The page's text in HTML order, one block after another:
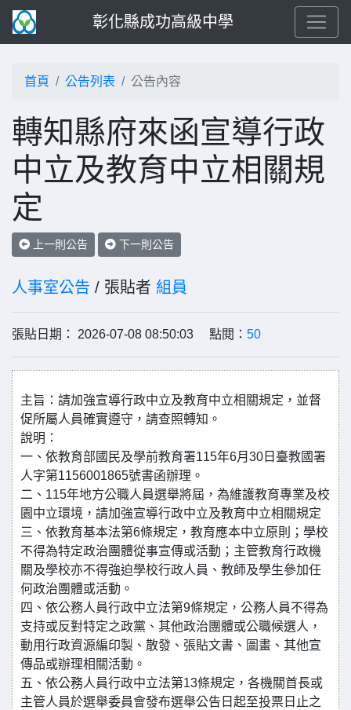
彰化縣成功高級中學
首頁 公告列表 公告內容
轉知縣府來函宣導行政
中立及教育中立相關規
定
上一則公告 下一則公告
人事室公告 / 張貼者 組員
張貼日期： 2026-07-08 08:50:03 點閱： 50
主旨：請加強宣導行政中立及教育中立相關規定，並督
促所屬人員確實遵守，請查照轉知。
說明：
一、依教育部國民及學前教育署115年6月30日臺教國署
人字第1156001865號書函辦理。
二、115年地方公職人員選舉將屆，為維護教育專業及校
園中立環境，請加強宣導行政中立及教育中立相關規定
三、依教育基本法第6條規定，教育應本中立原則；學校
不得為特定政治團體從事宣傳或活動；主管教育行政機
關及學校亦不得強迫學校行政人員、教師及學生參加任
何政治團體或活動。
四、依公務人員行政中立法第9條規定，公務人員不得為
支持或反對特定之政黨、其他政治團體或公職候選人，
動用行政資源編印製、散發、張貼文書、圖畫、其他宣
傳品或辦理相關活動。
五、依公務人員行政中立法第13條規定，各機關首長或
主管人員於選舉委員會發布選舉公告日起至投票日止之